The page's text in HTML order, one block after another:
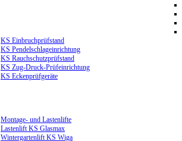
KS Einbruchprüfstand
KS Pendelschlageinrichtung
KS Rauchschutzprüfstand
KS Zug-Druck-Prüfeinrichtung
KS Eckenprüfgeräte
Montage- und Lastenlifte
Lastenlift KS Glasmax
Wintergartenlift KS Wiga